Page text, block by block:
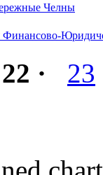
Челны
·
23